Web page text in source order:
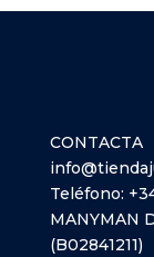
CONTACTA
Teléfono:
MANYMAN
(B02841211)